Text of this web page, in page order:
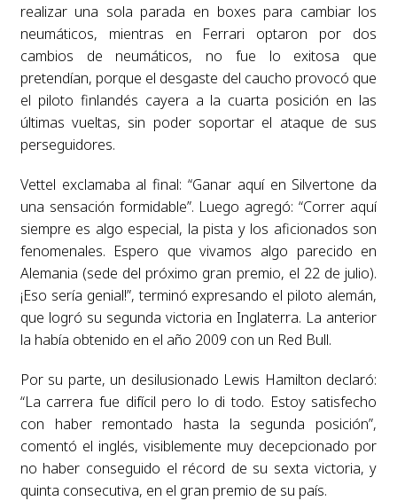
realizar una sola parada en boxes para cambiar los
neumáticos, mientras en Ferrari optaron por dos
cambios de neumáticos, no fue lo exitosa que
pretendían, porque el desgaste del caucho provocó que
el piloto finlandés cayera a la cuarta posición en las
últimas vueltas, sin poder soportar el ataque de sus
perseguidores.
Vettel exclamaba al final: “Ganar aquí en Silvertone da
una sensación formidable”. Luego agregó: “Correr aquí
siempre es algo especial, la pista y los aficionados son
fenomenales. Espero que vivamos algo parecido en
Alemania (sede del próximo gran premio, el 22 de julio).
¡Eso sería genial!”, terminó expresando el piloto alemán,
que logró su segunda victoria en Inglaterra. La anterior
la había obtenido en el año 2009 con un Red Bull.
Por su parte, un desilusionado Lewis Hamilton declaró:
“La carrera fue difícil pero lo di todo. Estoy satisfecho
con haber remontado hasta la segunda posición”,
comentó el inglés, visiblemente muy decepcionado por
no haber conseguido el récord de su sexta victoria, y
quinta consecutiva, en el gran premio de su país.